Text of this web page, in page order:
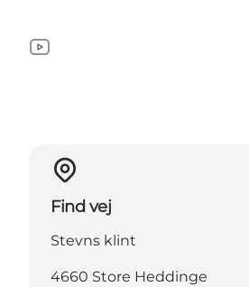
YouTube
Find vej
Stevns klint
4660 Store Heddinge